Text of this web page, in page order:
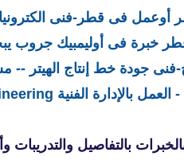
عمل فى مصر أوعمل فى قطر-فنى
خبرة فى أوليمبيك جروب
فنى جودة خط إنتاج الهيتر
- العمل بالإدارة الفنية Manufacturing Engineering